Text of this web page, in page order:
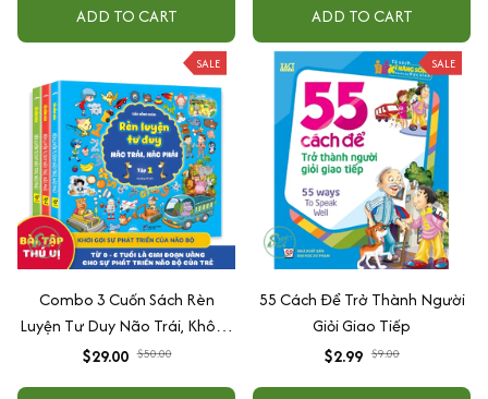
ADD TO CART ADD TO CART
SALE
Combo 3 Cuốn Sách Rèn
Luyện Tư Duy Não Trái, Không
Não Phải - Đánh Thức Tiềm
$29.00 $50.00
SALE
55 Cách Để Trở Thành Người
Giỏi Giao Tiếp
$2.99 $9.00